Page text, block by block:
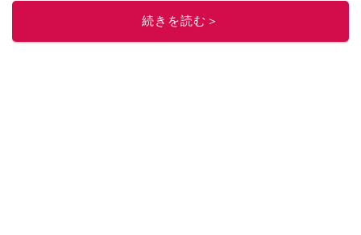
・YouTubeチャンネルは
続きを読む＞